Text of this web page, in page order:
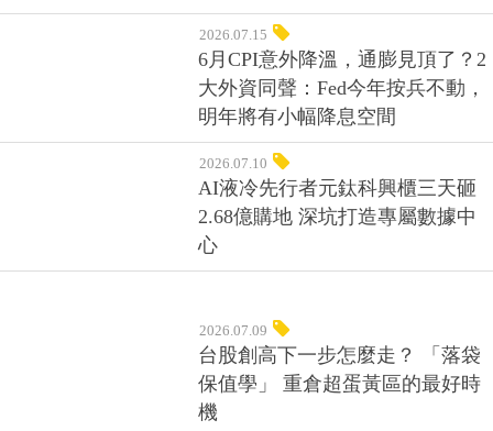
2026.07.15
6月CPI意外降溫，通膨見頂了？2
大外資同聲：Fed今年按兵不動，
明年將有小幅降息空間
2026.07.10
AI液冷先行者元鈦科興櫃三天砸
2.68億購地 深坑打造專屬數據中
心
2026.07.09
台股創高下一步怎麼走？ 「落袋
保值學」 重倉超蛋黃區的最好時
機